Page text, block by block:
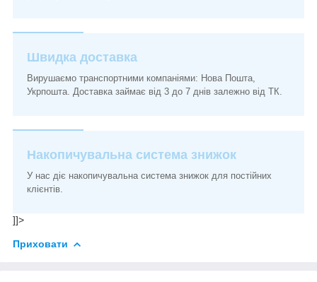
Швидка доставка
Вирушаємо транспортними компаніями: Нова Пошта,
Укрпошта. Доставка займає від 3 до 7 днів залежно від ТК.
Накопичувальна система знижок
У нас діє накопичувальна система знижок для постійних
клієнтів.
]]>
Приховати